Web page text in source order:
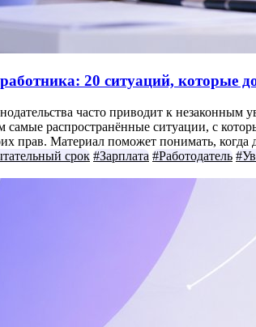
20 ситуаций, которые
часто приводит к
самые распространённые ситуации, с
прав. Материал поможет понимать, когда
срок #Зарплата #Работодатель